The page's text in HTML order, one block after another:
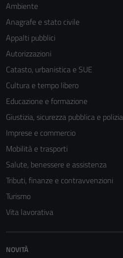
Ambiente
Anagrafe e stato civile
Appalti pubblici
Autorizzazioni
Catasto, urbanistica e SUE
Cultura e tempo libero
Educazione e formazione
Giustizia, sicurezza pubblica e
Imprese e commercio
Mobilità e trasporti
Salute, benessere e assistenza
Tributi, finanze e contravvenzioni
Turismo
Vita lavorativa
NOVITÀ